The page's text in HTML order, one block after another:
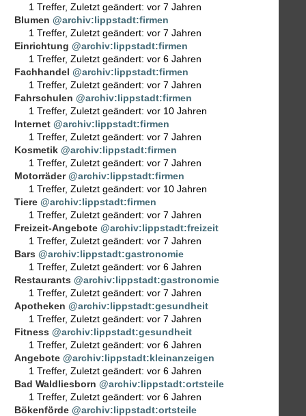
1 Treffer, Zuletzt geändert: vor 7 Jahren
Blumen @archiv:lippstadt:firmen
1 Treffer, Zuletzt geändert: vor 7 Jahren
Einrichtung @archiv:lippstadt:firmen
1 Treffer, Zuletzt geändert: vor 6 Jahren
Fachhandel @archiv:lippstadt:firmen
1 Treffer, Zuletzt geändert: vor 7 Jahren
Fahrschulen @archiv:lippstadt:firmen
1 Treffer, Zuletzt geändert: vor 10 Jahren
Internet @archiv:lippstadt:firmen
1 Treffer, Zuletzt geändert: vor 7 Jahren
Kosmetik @archiv:lippstadt:firmen
1 Treffer, Zuletzt geändert: vor 7 Jahren
Motorräder @archiv:lippstadt:firmen
1 Treffer, Zuletzt geändert: vor 10 Jahren
Tiere @archiv:lippstadt:firmen
1 Treffer, Zuletzt geändert: vor 7 Jahren
Freizeit-Angebote @archiv:lippstadt:freizeit
1 Treffer, Zuletzt geändert: vor 7 Jahren
Bars @archiv:lippstadt:gastronomie
1 Treffer, Zuletzt geändert: vor 6 Jahren
Restaurants @archiv:lippstadt:gastronomie
1 Treffer, Zuletzt geändert: vor 7 Jahren
Apotheken @archiv:lippstadt:gesundheit
1 Treffer, Zuletzt geändert: vor 7 Jahren
Fitness @archiv:lippstadt:gesundheit
1 Treffer, Zuletzt geändert: vor 6 Jahren
Angebote @archiv:lippstadt:kleinanzeigen
1 Treffer, Zuletzt geändert: vor 6 Jahren
Bad Waldliesborn @archiv:lippstadt:ortsteile
1 Treffer, Zuletzt geändert: vor 6 Jahren
Bökenförde @archiv:lippstadt:ortsteile